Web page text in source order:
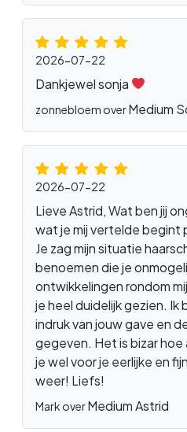
2026-07-22
Dankjewel sonja
zonnebloem overMedium
2026-07-22
Lieve Astrid, Wat ben jij
wat je mij vertelde begint
Je zag mijn situatie
benoemen die je
ontwikkelingen rondom
je heel duidelijk gezien. Ik
indruk van jouw gave en
gegeven. Het is bizar
je wel voor je eerlijke en
weer! Liefs!
Mark overMedium Astrid